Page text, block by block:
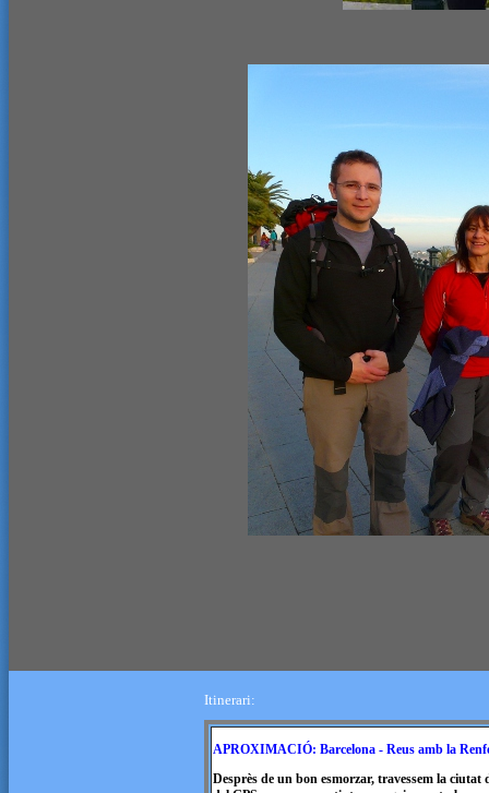
Itinerari:
APROXIMACIÓ: Barcelona - Reus amb la
Desprès de un bon esmorzar, travessem la